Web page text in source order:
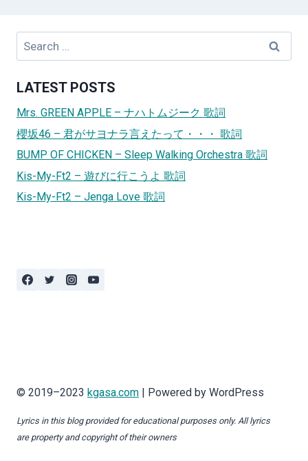
Search
LATEST POSTS
Mrs. GREEN APPLE – ナハトムジーク 歌詞
櫻坂46 – 君がサヨナラ言えたって・・・ 歌詞
BUMP OF CHICKEN – Sleep Walking Orchestra 歌詞
Kis-My-Ft2 – 遊びに行こうよ 歌詞
Kis-My-Ft2 – Jenga Love 歌詞
© 2019–2023 kgasa.com | Powered by WordPress
Lyrics in this blog provided for educational purposes only. All lyrics
are property and copyright of their owners